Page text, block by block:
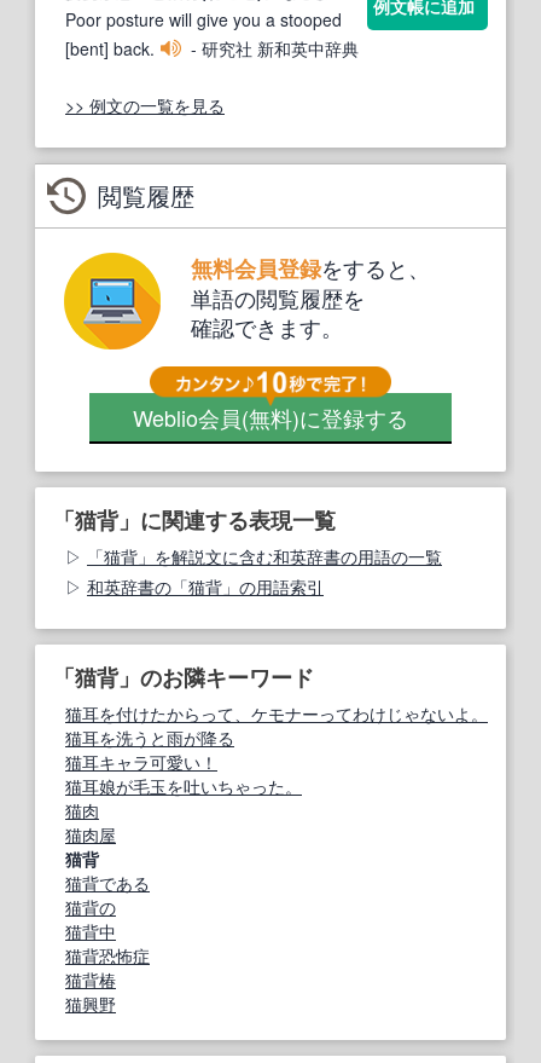
Poor posture will give you a stooped
[bent] back.
- 研究社 新和英中辞典
例文帳に追加
>> 例文の一覧を見る
閲覧履歴
無料会員登録をすると、
単語の閲覧履歴を
確認できます。
Weblio会員(無料)に登録する
「猫背」に関連する表現一覧
「猫背」を解説文に含む和英辞書の用語の一覧
和英辞書の「猫背」の用語索引
「猫背」のお隣キーワード
猫耳を付けたからって、ケモナーってわけじゃないよ。
猫耳を洗うと雨が降る
猫耳キャラ可愛い！
猫耳娘が毛玉を吐いちゃった。
猫肉
猫肉屋
猫背
猫背である
猫背の
猫背中
猫背恐怖症
猫背椿
猫興野